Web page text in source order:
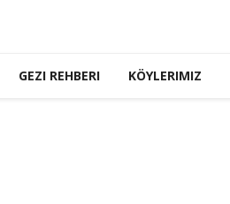
GEZI REHBERI KÖYLERIMIZ